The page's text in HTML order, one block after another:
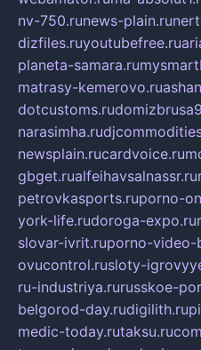
nv-750.runews-plain.ru
dizfiles.ruyoutubefree.ru
planeta-samara.ru
matrasy-kemerovo.ru
dotcustoms.ru
narasimha.ru
newsplain.rucardvoice.ru
gbget.rualfeihavsalnassr.ru
petrovkasports.ruporno-
york-life.rudoroga-expo.ru
slovar-ivrit.ruporno-video-
ovucontrol.rusloty-
ru-industriya.rurusskoe-
belgorod-day.rudigilith.ru
medic-today.rutaksu.ru